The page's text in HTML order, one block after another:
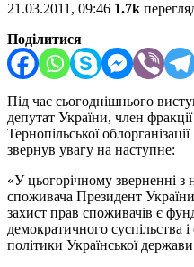
21.03.2011, 09:46 1.7k
Поділитися
Під час сьогоднішнього
депутат України, член фракції
Тернопільської
звернув увагу на наступне:
«У цьогорічному зверненні з
споживача Президент
захист прав споживачів є
демократичного суспільства
політики Української